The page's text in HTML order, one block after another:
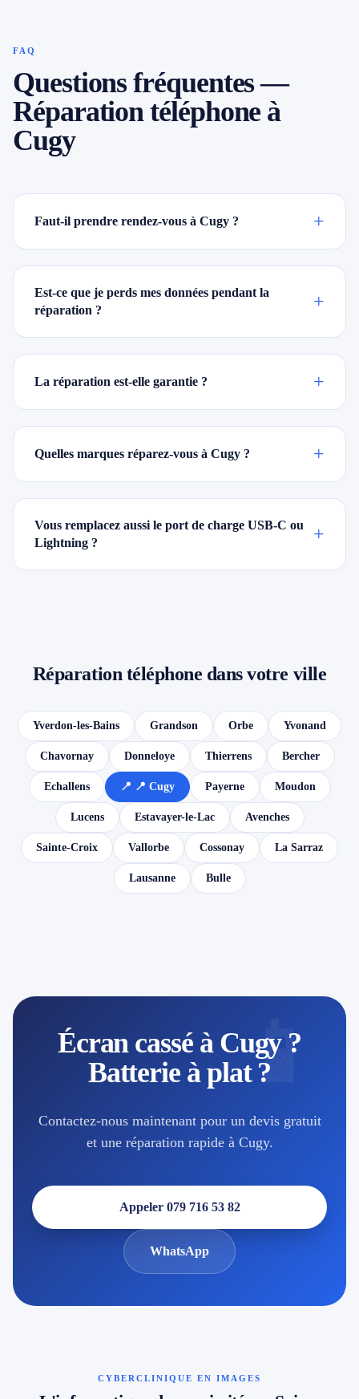
FAQ
Questions fréquentes —
Réparation téléphone à
Cugy
Faut-il prendre rendez-vous à Cugy ? +
Est-ce que je perds mes données pendant la
réparation ?
+
La réparation est-elle garantie ? +
Quelles marques réparez-vous à Cugy ? +
Vous remplacez aussi le port de charge USB-C ou
Lightning ?
+
Réparation téléphone dans votre ville
Yverdon-les-Bains Grandson Orbe Yvonand
Chavornay Donneloye Thierrens Bercher
Echallens 📍 📍 Cugy Payerne Moudon
Lucens Estavayer-le-Lac Avenches
Sainte-Croix Vallorbe Cossonay La Sarraz
Lausanne Bulle
📱
Écran cassé à Cugy ?
Batterie à plat ?
Contactez-nous maintenant pour un devis gratuit
et une réparation rapide à Cugy.
Appeler 079 716 53 82
WhatsApp
CYBERCLINIQUE EN IMAGES